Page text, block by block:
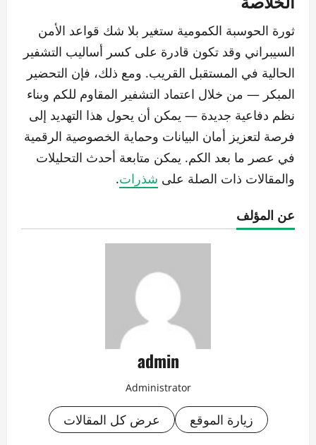
ثورة الحوسبة الكمومية ستغير بلا شك قواعد الأمن
السيبراني وقد تكون قادرة على كسر أساليب التشفير
الحالية في المستقبل القريب. ومع ذلك، فإن التحضير
المبكر — من خلال اعتماد التشفير المقاوم للكم وبناء
نظم دفاعية جديدة — يمكن أن يحول هذا التهديد إلى
فرصة لتعزيز أمان البيانات وحماية الخصوصية الرقمية
في عصر ما بعد الكم. يمكن متابعة أحدث التحليلات
والمقالات ذات الصلة على شذرات.
عن المؤلف
admin
Administrator
زيارة الموقع عرض كل المقالات